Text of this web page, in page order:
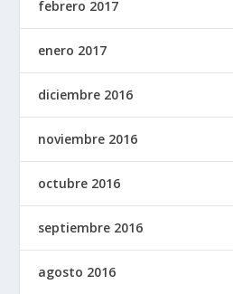
febrero 2017
enero 2017
diciembre 2016
noviembre 2016
octubre 2016
septiembre 2016
agosto 2016